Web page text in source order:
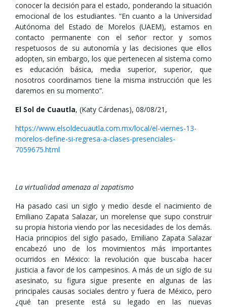
conocer la decisión para el estado, ponderando la situación
emocional de los estudiantes. “En cuanto a la Universidad
Autónoma del Estado de Morelos (UAEM), estamos en
contacto permanente con el señor rector y somos
respetuosos de su autonomía y las decisiones que ellos
adopten, sin embargo, los que pertenecen al sistema como
es educación básica, media superior, superior, que
nosotros coordinamos tiene la misma instrucción que les
daremos en su momento”.
El Sol de Cuautla, (Katy Cárdenas), 08/08/21,
https://www.elsoldecuautla.com.mx/local/el-viernes-13-
morelos-define-si-regresa-a-clases-presenciales-
7059675.html
La virtualidad amenaza al zapatismo
Ha pasado casi un siglo y medio desde el nacimiento de
Emiliano Zapata Salazar, un morelense que supo construir
su propia historia viendo por las necesidades de los demás.
Hacia principios del siglo pasado, Emiliano Zapata Salazar
encabezó uno de los movimientos más importantes
ocurridos en México: la revolución que buscaba hacer
justicia a favor de los campesinos. A más de un siglo de su
asesinato, su figura sigue presente en algunas de las
principales causas sociales dentro y fuera de México, pero
¿qué tan presente está su legado en las nuevas